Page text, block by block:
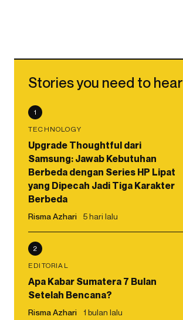
Stories you need to hear
1
TECHNOLOGY
Upgrade Thoughtful dari
Samsung: Jawab Kebutuhan
Berbeda dengan Series HP Lipat
yang Dipecah Jadi Tiga Karakter
Berbeda
Risma Azhari 5 hari lalu
2
EDITORIAL
Apa Kabar Sumatera 7 Bulan
Setelah Bencana?
Risma Azhari 1 bulan lalu